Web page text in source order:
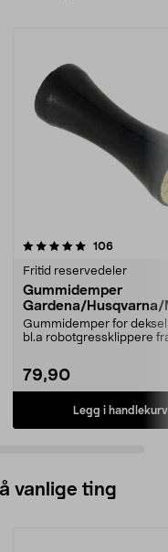
106
Fritid reservedeler
Gummidemper
Gardena/Husqvarna/
ch/Flymo
Gummidemper for
bl.a robotgressklippere
79,90
Legg i handlekurv
4.5 av 5 stjerner
vanlige ting